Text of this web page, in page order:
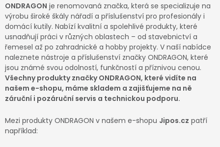
Dílna
Domácnost
Dětská hřiště
Autodoplňky
ONDRAGON je renomovaná značka, která se specializuje na
výrobu široké škály nářadí a příslušenství pro profesionály i
domácí kutily. Nabízí kvalitní a spolehlivé produkty, které
usnadňují práci v různých oblastech – od stavebnictví a
řemesel až po zahradnické a hobby projekty. V naší nabídce
naleznete nástroje a příslušenství značky ONDRAGON, které
jsou známé svou odolností, funkčností a příznivou cenou.
Všechny produkty značky ONDRAGON, které vidíte na
našem e-shopu, máme skladem a zajišťujeme na ně
záruční i pozáruční servis a technickou podporu.
Mezi produkty ONDRAGON v našem e-shopu Jipos.cz patří
například: